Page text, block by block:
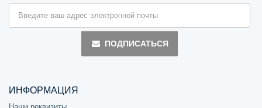
ПОДПИСАТЬСЯ
ИНФОРМАЦИЯ